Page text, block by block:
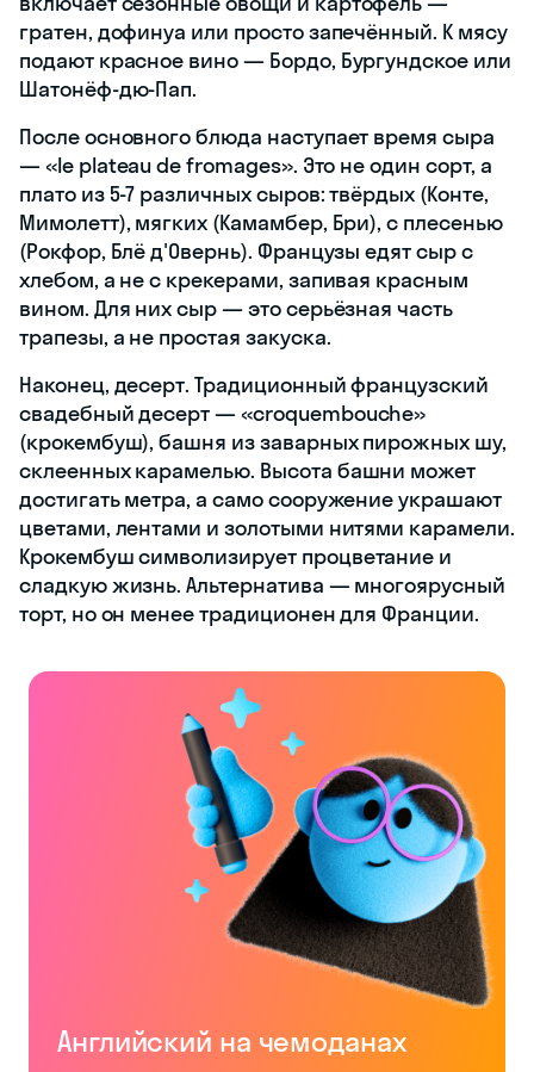
гратен, дофинуа или просто запечённый. К мясу
подают красное вино — Бордо, Бургундское или
Шатонёф-дю-Пап.
После основного блюда наступает время сыра
— «le plateau de fromages». Это не один сорт, а
плато из 5-7 различных сыров: твёрдых (Конте,
Мимолетт), мягких (Камамбер, Бри), с плесенью
(Рокфор, Блё д'Овернь). Французы едят сыр с
хлебом, а не с крекерами, запивая красным
вином. Для них сыр — это серьёзная часть
трапезы, а не простая закуска.
Наконец, десерт. Традиционный французский
свадебный десерт — «croquembouche»
(крокембуш), башня из заварных пирожных шу,
склеенных карамелью. Высота башни может
достигать метра, а само сооружение украшают
цветами, лентами и золотыми нитями карамели.
Крокембуш символизирует процветание и
сладкую жизнь. Альтернатива — многоярусный
торт, но он менее традиционен для Франции.
Английский на чемоданах